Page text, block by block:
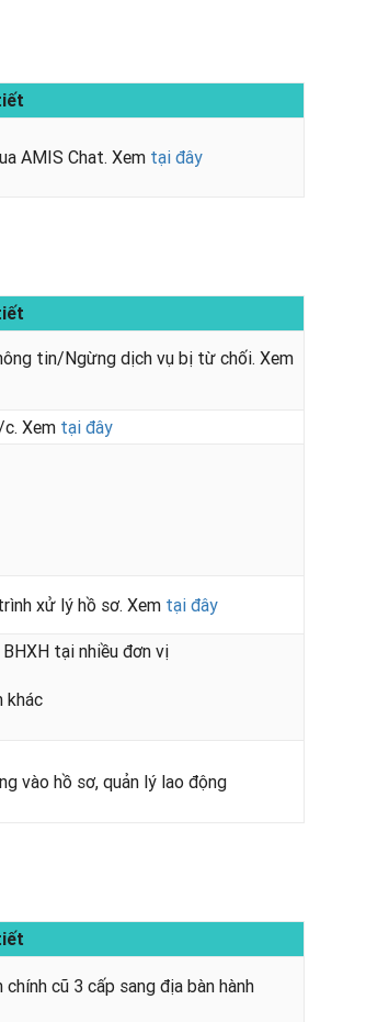
AMIS Chat. Xem tại đây
tin/Ngừng dịch vụ bị từ chối. Xem
Xem tại đây
xử lý hồ sơ. Xem tại đây
tại nhiều đơn vị
khác
vào hồ sơ, quản lý lao động
cũ 3 cấp sang địa bàn hành